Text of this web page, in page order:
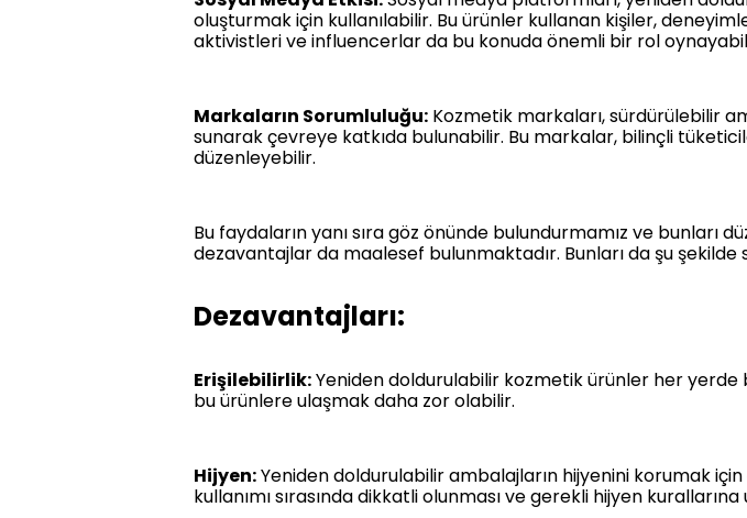
oluşturmak için kullanılabilir. Bu ürünler kullanan kişiler,
aktivistleri ve influencerlar da bu konuda önemli bir rol
Markaların Sorumluluğu: Kozmetik markaları, sürdürülebilir
sunarak çevreye katkıda bulunabilir. Bu markalar, bilinçli
düzenleyebilir.
Bu faydaların yanı sıra göz önünde bulundurmamız ve bunları
dezavantajlar da maalesef bulunmaktadır. Bunları da şu şekilde
Dezavantajları:
Erişilebilirlik:Yeniden doldurulabilir kozmetik ürünler her
bu ürünlere ulaşmak daha zor olabilir.
Hijyen:Yeniden doldurulabilir ambalajların hijyenini korumak
kullanımı sırasında dikkatli olunması ve gerekli hijyen